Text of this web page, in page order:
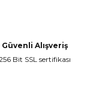
Güvenli Alışveriş
Bit SSL sertifikası